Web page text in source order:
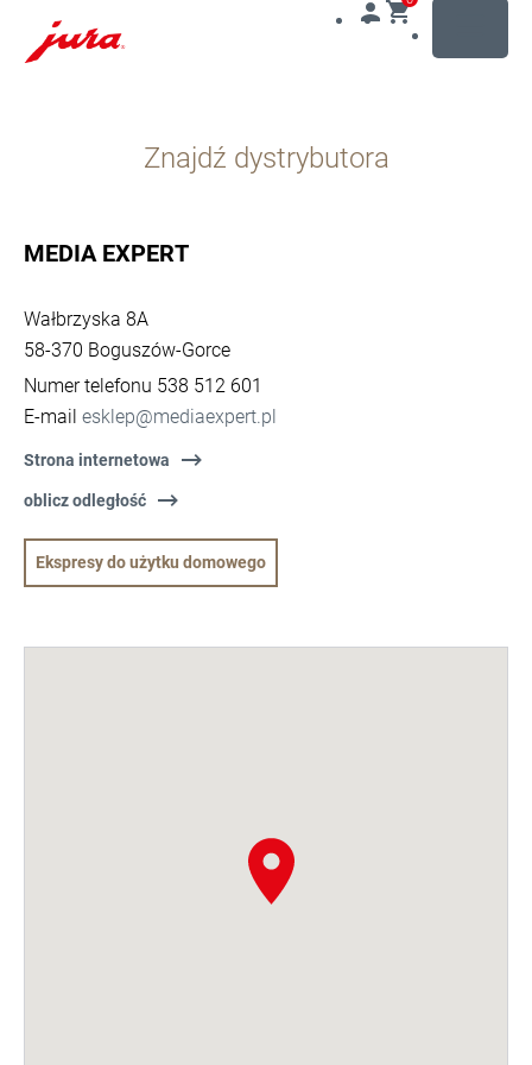
opcji
wyszukiwania
Znajdź dystrybutora
MEDIA EXPERT
Wałbrzyska 8A
58-370 Boguszów-Gorce
Numer telefonu 538 512 601
E-mail esklep@mediaexpert.pl
Strona internetowa
oblicz odległość
Ekspresy do użytku domowego